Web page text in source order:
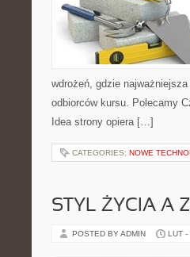
wdrożeń, gdzie
odbiorców kursu. Polecamy
Idea strony opiera […]
CATEGORIES: NOWE
STYL ŻYCIA A
POSTED BY ADMIN LUT -